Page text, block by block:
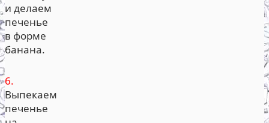
и делаем
печенье
в форме
банана.
6.
Выпекаем
печенье